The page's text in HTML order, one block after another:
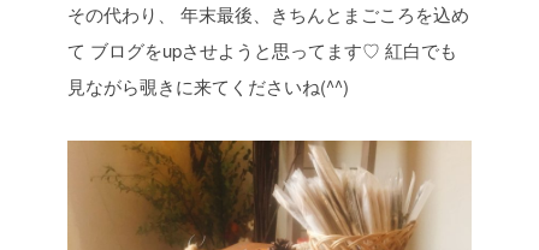
その代わり、
年末最後、きちんとまごころを込め
て ブログをupさせようと思ってます♡ 紅白でも
見ながら覗きに来てくださいね(^^)